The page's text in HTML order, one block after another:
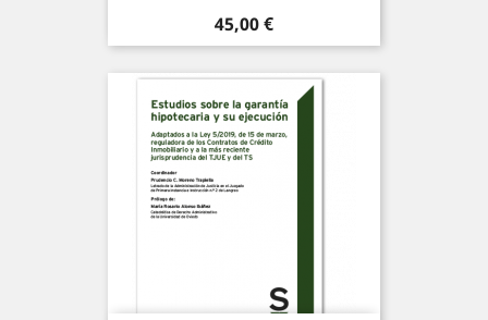
Precio
45,00 €